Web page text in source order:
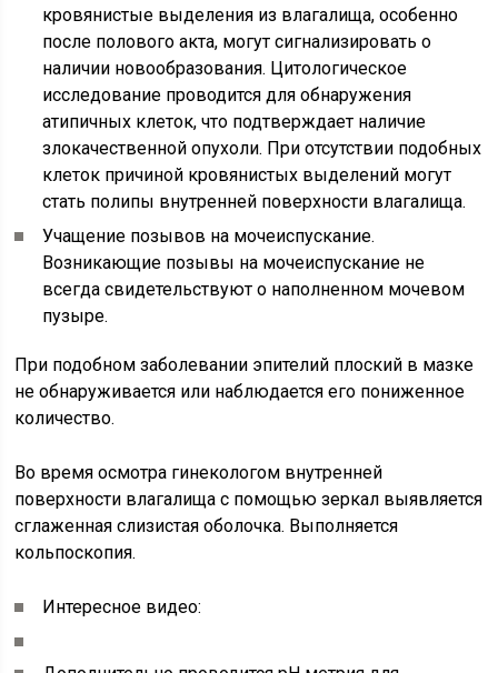
кровянистые выделения из влагалища, особенно
после полового акта, могут сигнализировать о
наличии новообразования. Цитологическое
исследование проводится для обнаружения
атипичных клеток, что подтверждает наличие
злокачественной опухоли. При отсутствии подобных
клеток причиной кровянистых выделений могут
стать полипы внутренней поверхности влагалища.
Учащение позывов на мочеиспускание.
Возникающие позывы на мочеиспускание не
всегда свидетельствуют о наполненном мочевом
пузыре.
При подобном заболевании эпителий плоский в мазке
не обнаруживается или наблюдается его пониженное
количество.
Во время осмотра гинекологом внутренней
поверхности влагалища с помощью зеркал выявляется
сглаженная слизистая оболочка. Выполняется
кольпоскопия.
Интересное видео: